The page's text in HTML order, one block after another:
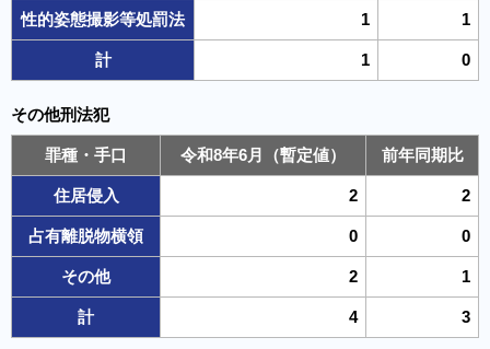
性的姿態撮影等処罰法 1 1
計 1 0
その他刑法犯
罪種・手口 令和8年6月（暫定値） 前年同期比
住居侵入 2 2
占有離脱物横領 0 0
その他 2 1
計 4 3